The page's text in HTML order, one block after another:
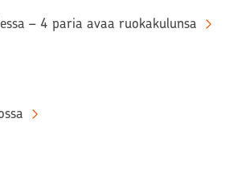
– 4 paria avaa ruokakulunsa